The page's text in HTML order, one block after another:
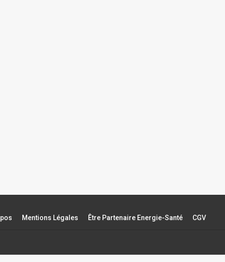
Mentions Légales Être Partenaire Energie-Santé CGV